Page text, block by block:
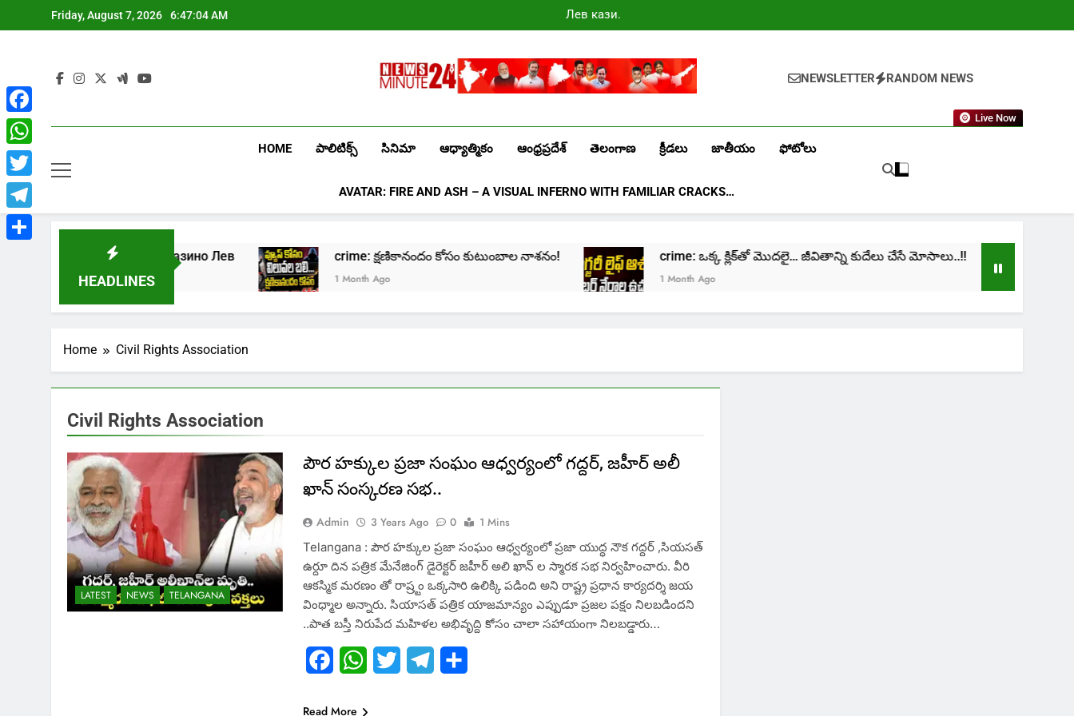
to
Friday, August 7, 2026 6:47:04 AM
Лев казино
промокоды
Newsminute24
NEWSLETTER RANDOM NEWS
Live Now
HOME పాలిటిక్స్ సినిమా ఆధ్యాత్మికం ఆంధ్రప్రదేశ్ తెలంగాణ క్రీడలు జాతీయం ఫోటోలు
AVATAR: FIRE AND ASH – A VISUAL INFERNO WITH FAMILIAR CRACKS…
HEADLINES
Играть в онлайн казино Лев
1 Week Ago
crime: క్షణికానందం కోసం కుటుంబాల నాశనం!
1 Month Ago
crime: ఒక్క క్లిక్‌తో మొదలై… జీవితాన్ని కుదేలు చేసే మోసాలు..!!
1 Month Ago
Home Civil Rights Association
Civil Rights Association
LATEST NEWS TELANGANA
పౌర హక్కుల ప్రజా సంఘం ఆధ్వర్యంలో గద్దర్, జహీర్ అలీ
ఖాన్ సంస్కరణ సభ..
Admin 3 Years Ago 0
1 Mins
Telangana : పౌర హక్కుల ప్రజా సంఘం ఆధ్వర్యంలో ప్రజా యుద్ధ నౌక గద్దర్ ,సియసత్
ఉర్దూ దిన పత్రిక మేనేజింగ్ డైరెక్టర్ జహీర్ అలి ఖాన్ ల స్మారక సభ నిర్వహించారు. వీరి
ఆకస్మిక మరణం తో రాష్ర్టం ఒక్కసారి ఉలిక్కి పడింది అని రాష్ట్ర ప్రధాన కార్యదర్శి జయ
వింధ్మాల అన్నారు. సియాసత్ పత్రిక యాజమాన్యం ఎప్పుడూ ప్రజల పక్షం నిలబడిందని
..పాత బస్తీ నిరుపేద మహిళల అభివృద్ది కోసం చాలా సహాయంగా నిలబడ్డారు…
FacebookWhatsApp
Twitter Telegram
Read More
Facebook
WhatsApp
Twitter
Telegram